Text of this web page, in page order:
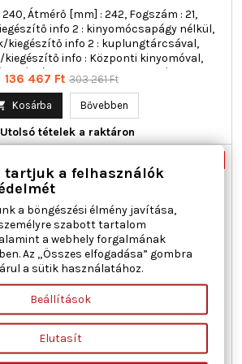
Átmérő [mm] : 242, Fogszám : 21,
info 2 : kinyomócsapágy nélkül,
kiegészítő info 2 : kuplungtárcsával,
info : Központi kinyomóval,
info : kuplung nyomólappal,
: háromrészes
Ár
136 467 Ft Normál
303 261 Ft
Kosárba Bővebben
Utolsó tételek a raktáron
KUPLUNGKÉSZLET TOYOTA
tartjuk a felhasználók
a böngészési élmény javítása,
szabott tartalom
a webhely forgalmának
Az „Összes elfogadása” gombra
a sütik használatához.
Beállítások
Elutasít